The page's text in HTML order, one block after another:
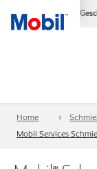
Home
Mobil Services